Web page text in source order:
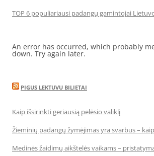
TOP 6 populiariausi padangų gamintojai
An error has occurred, which probably
down. Try again later.
PIGUS LEKTUVU BILIETAI
Kaip išsirinkti geriausią pelėsio valiklį
Žieminių padangų žymėjimas yra svarbus –
Medinės žaidimų aikštelės vaikams –